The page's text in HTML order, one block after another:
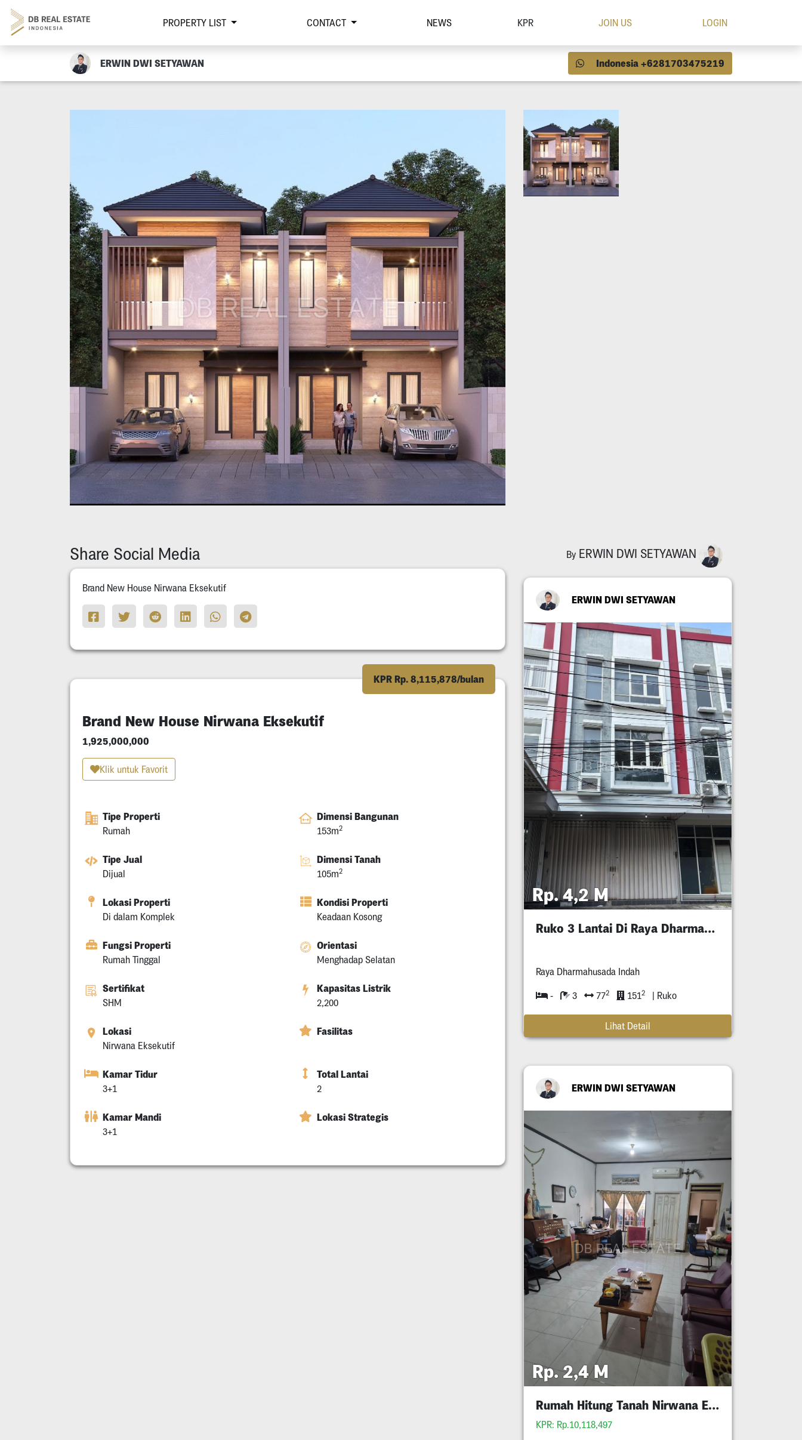
PROPERTY LIST CONTACT NEWS KPR JOIN US LOGIN
ERWIN DWI SETYAWAN Indonesia +6281703475219
Share Social Media
Brand New House Nirwana Eksekutif
KPR Rp. 8,115,878/bulan
Brand New House Nirwana Eksekutif
1,925,000,000
Klik untuk Favorit
Tipe Properti
Rumah
Dimensi Bangunan
153m2
Tipe Jual
Dijual
Dimensi Tanah
105m2
Lokasi Properti
Di dalam Komplek
Kondisi Properti
Keadaan Kosong
Fungsi Properti
Rumah Tinggal
Orientasi
Menghadap Selatan
Sertifikat
SHM
Kapasitas Listrik
2,200
Lokasi
Nirwana Eksekutif
Fasilitas
Kamar Tidur
3+1
Total Lantai
2
Kamar Mandi
3+1
Lokasi Strategis
By ERWIN DWI SETYAWAN
ERWIN DWI SETYAWAN
Rp. 4,2 M
Ruko 3 Lantai Di Raya Dharmahusada Indah
Raya Dharmahusada Indah
- 3 772 1512 | Ruko
Lihat Detail
ERWIN DWI SETYAWAN
Rp. 2,4 M
Rumah Hitung Tanah Nirwana Eksekutif
KPR: Rp.10,118,497